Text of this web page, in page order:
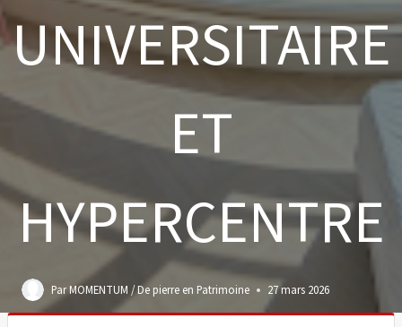
UNIVERSITAIRE
ET
HYPERCENTRE
ParMOMENTUM / De pierre en Patrimoine 27 mars 2026